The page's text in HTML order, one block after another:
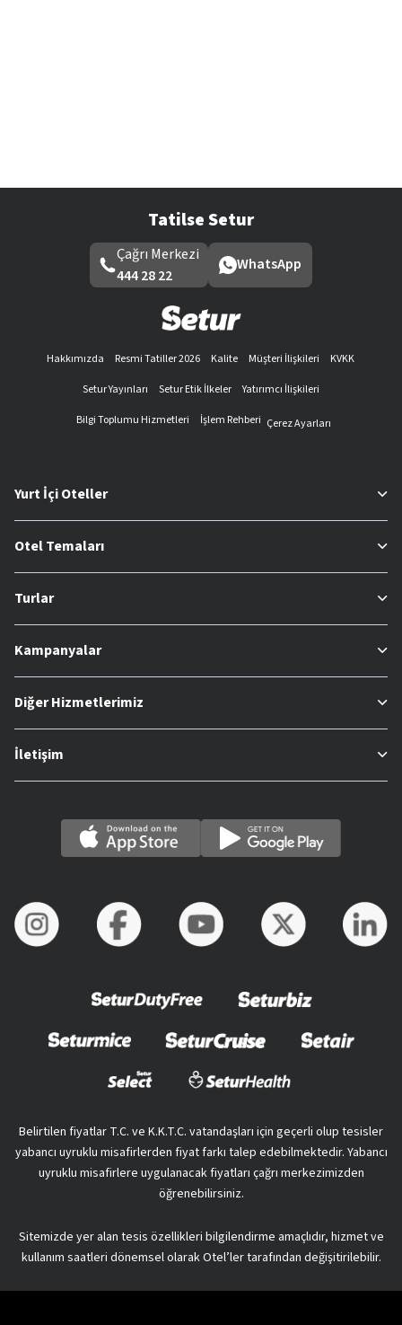
Tatilse Setur
Çağrı Merkezi
444 28 22
WhatsApp
Hakkımızda Resmi Tatiller 2026 Kalite Müşteri İlişkileri
KVKK
Setur Yayınları
Setur Etik İlkeler
Yatırımcı İlişkileri
Bilgi Toplumu Hizmetleri
İşlem Rehberi Çerez Ayarları
Yurt İçi Oteller
Otel Temaları
Turlar
Kampanyalar
Diğer Hizmetlerimiz
İletişim
Belirtilen fiyatlar T.C. ve K.K.T.C. vatandaşları için geçerli olup tesisler
yabancı uyruklu misafirlerden fiyat farkı talep edebilmektedir. Yabancı
uyruklu misafirlere uygulanacak fiyatları çağrı merkezimizden
öğrenebilirsiniz.
Sitemizde yer alan tesis özellikleri bilgilendirme amaçlıdır, hizmet ve
kullanım saatleri dönemsel olarak Otel’ler tarafından değişitirilebilir.